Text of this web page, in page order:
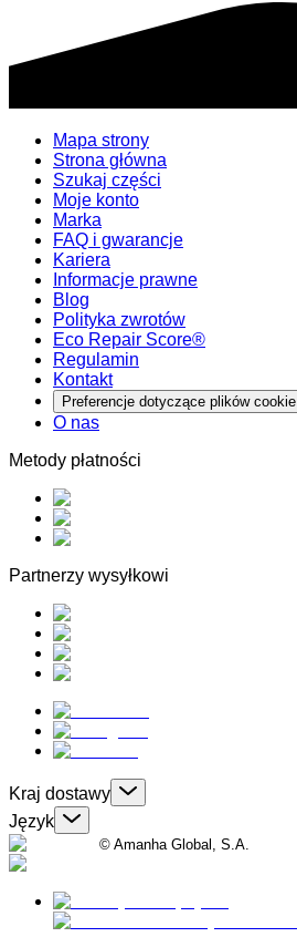
Mapa strony
Strona główna
Szukaj części
Moje konto
Marka
FAQ i gwarancje
Kariera
Informacje prawne
Blog
Polityka zwrotów
Eco Repair Score®
Regulamin
Kontakt
Preferencje dotyczące plików cookie
O nas
Metody płatności
Partnerzy wysyłkowi
Kraj dostawy
Język
© Amanha Global, S.A.